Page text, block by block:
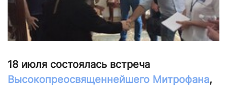
18 июля состоялась встреча
Высокопреосвященнейшего Митрофана,